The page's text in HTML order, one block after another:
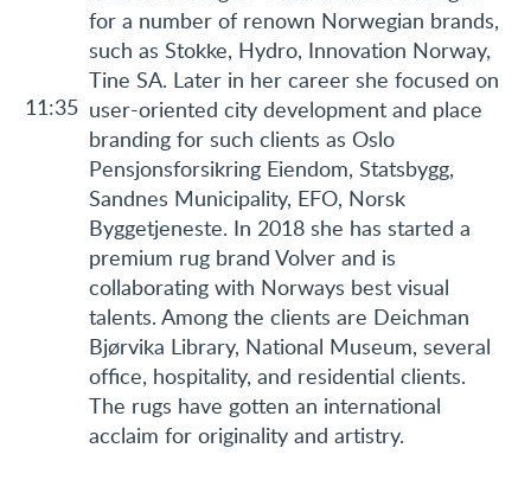
11:35
for a number of renown Norwegian brands,
such as Stokke, Hydro, Innovation Norway,
Tine SA. Later in her career she focused on
user-oriented city development and place
branding for such clients as Oslo
Pensjonsforsikring Eiendom, Statsbygg,
Sandnes Municipality, EFO, Norsk
Byggetjeneste. In 2018 she has started a
premium rug brand Volver and is
collaborating with Norways best visual
talents. Among the clients are Deichman
Bjørvika Library, National Museum, several
office, hospitality, and residential clients.
The rugs have gotten an international
acclaim for originality and artistry.